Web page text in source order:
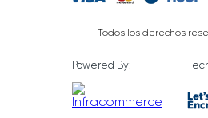
Todos los derechos
Powered By: